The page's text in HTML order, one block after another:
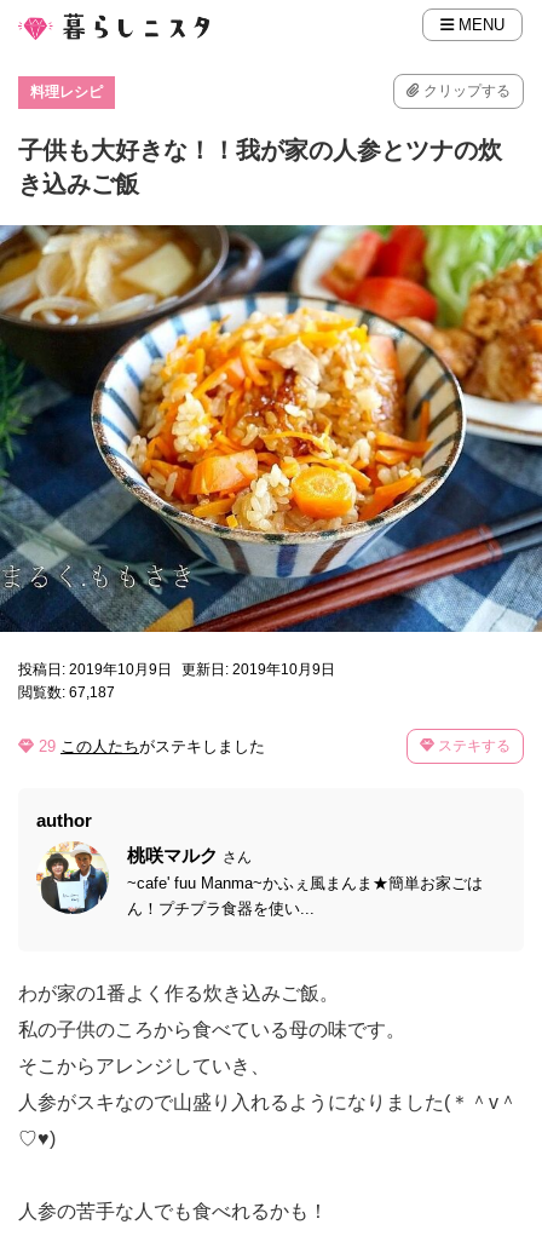
MENU
料理レシピ クリップする
子供も大好きな！！我が家の人参とツナの炊
き込みご飯
投稿日: 2019年10月9日
更新日: 2019年10月9日
閲覧数: 67,187
29 この人たちがステキしました ステキする
author
桃咲マルク さん
~cafe' fuu Manma~かふぇ風まんま★簡単お家ごは
ん！プチプラ食器を使い...
わが家の1番よく作る炊き込みご飯。
私の子供のころから食べている母の味です。
そこからアレンジしていき、
人参がスキなので山盛り入れるようになりました(＊＾v＾
♡♥)
人参の苦手な人でも食べれるかも！